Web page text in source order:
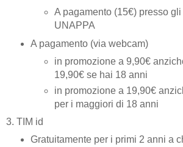
A pagamento (15€) presso gli
UNAPPA
A pagamento (via webcam)
in promozione a 9,90€
19,90€ se hai 18 anni
in promozione a 19,90€
per i maggiori di 18 anni
3. TIM id
Gratuitamente per i primi 2 anni a